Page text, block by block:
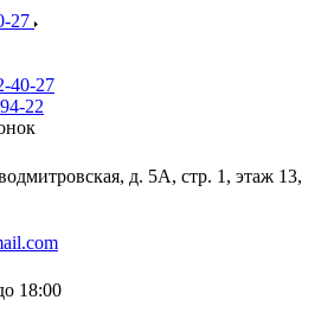
27
40-27
22
д. 5А, стр. 1, этаж 13,
18:00